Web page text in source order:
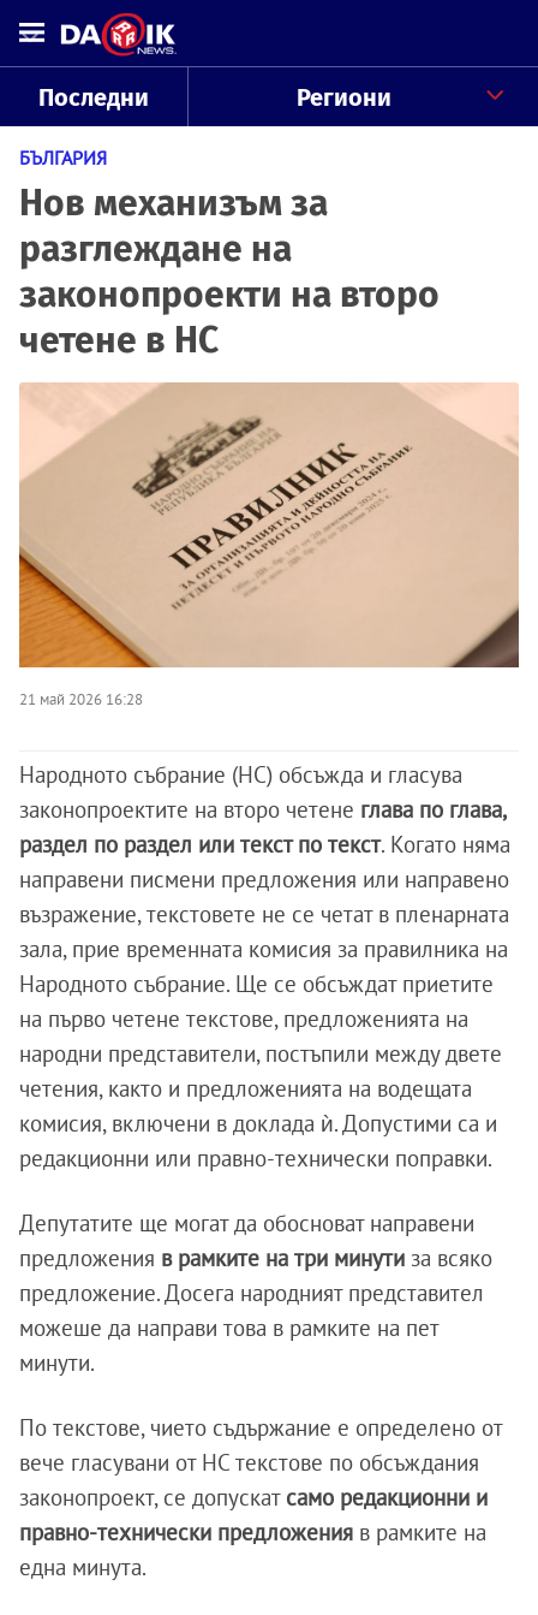
Последни Региони
БЪЛГАРИЯ
Нов механизъм за
разглеждане на
законопроекти на второ
четене в НС
21 май 2026 16:28
Народното събрание (НС) обсъжда и гласува
законопроектите на второ четене глава по глава,
раздел по раздел или текст по текст. Когато няма
направени писмени предложения или направено
възражение, текстовете не се четат в пленарната
зала, прие временната комисия за правилника на
Народното събрание. Ще се обсъждат приетите
на първо четене текстове, предложенията на
народни представители, постъпили между двете
четения, както и предложенията на водещата
комисия, включени в доклада ѝ. Допустими са и
редакционни или правно-технически поправки.
Депутатите ще могат да обосноват направени
предложения в рамките на три минути за всяко
предложение. Досега народният представител
можеше да направи това в рамките на пет
минути.
По текстове, чието съдържание е определено от
вече гласувани от НС текстове по обсъждания
законопроект, се допускат само редакционни и
правно-технически предложения в рамките на
една минута.